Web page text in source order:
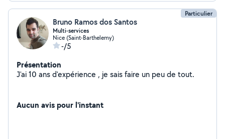
Particulier
Bruno Ramos dos Santos
Multi-services
Nice (Saint-Barthelemy)
-/5
Présentation
J'ai 10 ans d'expérience , je sais faire un peu de tout.
Aucun avis pour l'instant